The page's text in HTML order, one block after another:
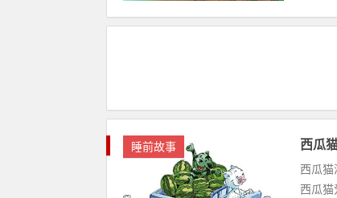
睡前故事 西瓜
西瓜猫
西瓜猫